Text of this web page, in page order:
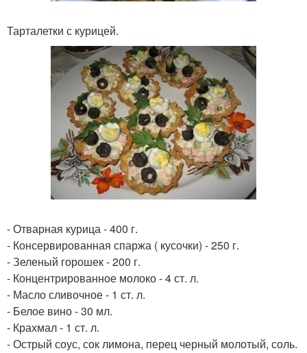
Тарталетки с курицей.
- Отварная курица - 400 г.
- Консервированная спаржа ( кусочки) - 250 г.
- Зеленый горошек - 200 г.
- Концентрированное молоко - 4 ст. л.
- Масло сливочное - 1 ст. л.
- Белое вино - 30 мл.
- Крахмал - 1 ст. л.
- Острый соус, сок лимона, перец черный молотый, соль.